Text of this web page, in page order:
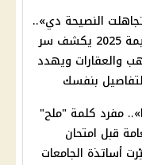
النصيحة دي»..
استثمار أحمد أبو هشيمة 2025 يكشف سر
والعقارات ويهدد
بنفسك
مفرد كلمة "ملح"
قبل امتحان
أساتذة الجامعات